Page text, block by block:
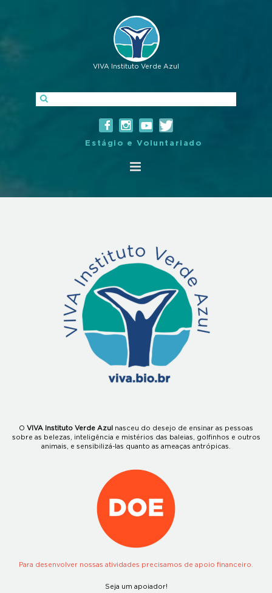
VIVA Instituto Verde Azul
Estágio e Voluntariado
O VIVA Instituto Verde Azul
nasceu do desejo de ensinar as pessoas
sobre as belezas, inteligência e mistérios das baleias, golfinhos e outros
animais, e sensibilizá-las quanto as ameaças antrópicas.
Para desenvolver nossas atividades precisamos de apoio financeiro.
Seja um apoiador!